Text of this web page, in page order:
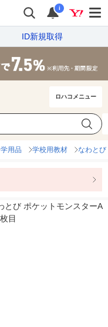
i
ID新規取得
ロハコメニュー
学用品 学校用教材 なわとび